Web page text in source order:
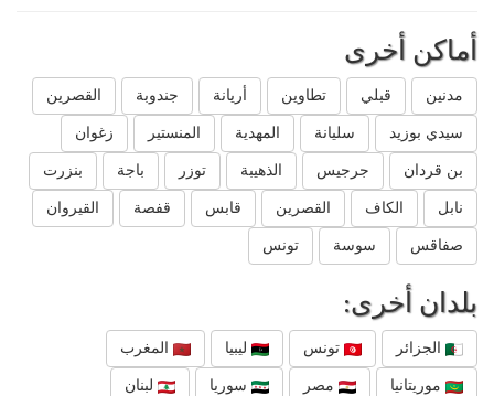
أماكن أخرى
مدنين قبلي تطاوين أريانة جندوبة القصرين
سيدي بوزيد سليانة المهدية المنستير زغوان
بن قردان جرجيس الذهيبة توزر باجة بنزرت
نابل الكاف القصرين قابس قفصة القيروان
صفاقس سوسة تونس
بلدان أخرى:
الجزائر تونس ليبيا المغرب
موريتانيا مصر سوريا لبنان